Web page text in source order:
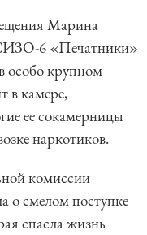
Марина
6 «Печатники»
особо крупном
в камере,
ее сокамерницы
наркотиков.
комиссии
о смелом поступке
спасла жизнь